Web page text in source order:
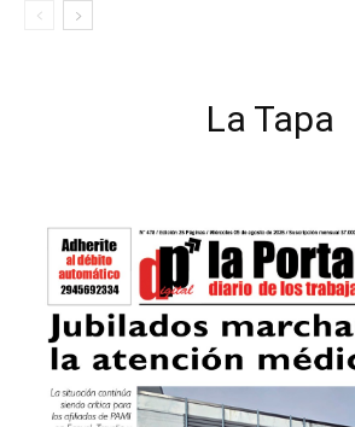
La Tapa